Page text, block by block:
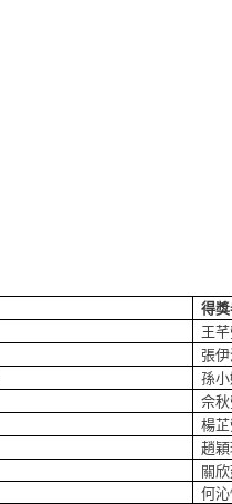
得
王芊
張伊
孫
佘秋
楊芷
趙
關
何